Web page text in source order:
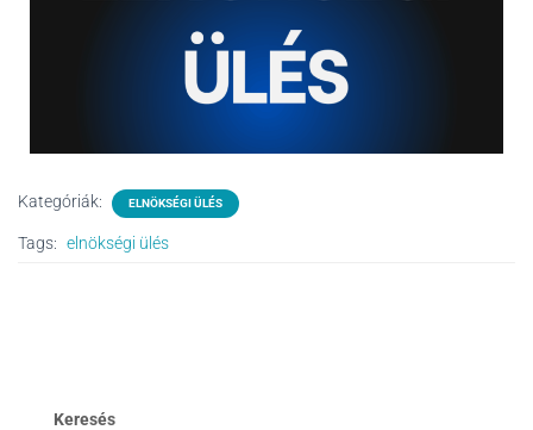
Kategóriák: ELNÖKSÉGI ÜLÉS
Tags: elnökségi ülés
Keresés